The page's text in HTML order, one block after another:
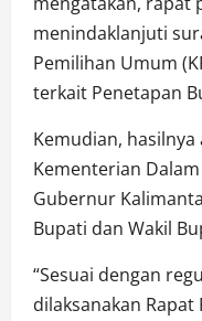
menindaklanjuti
Pemilihan Umum
terkait Penetapan
Kemudian,
Kementerian
Gubernur
Bupati dan Wakil
“Sesuai dengan
dilaksanakan